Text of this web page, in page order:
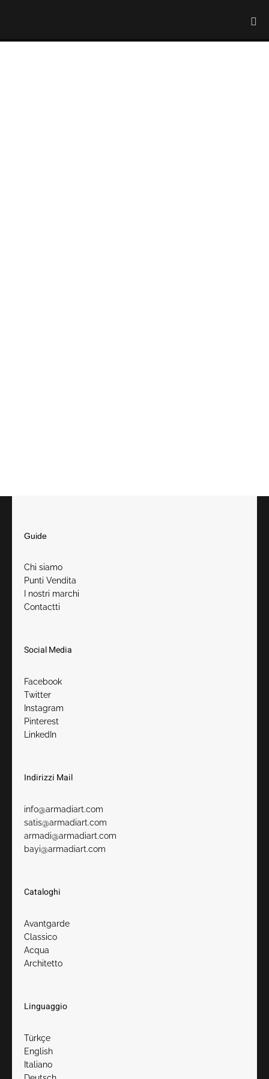
Guide
Chi siamo
Punti Vendita
I nostri marchi
Contactti
Social Media
Facebook
Twitter
Instagram
Pinterest
LinkedIn
Indirizzi Mail
info@armadiart.com
satis@armadiart.com
armadi@armadiart.com
bayi@armadiart.com
Cataloghi
Avantgarde
Classico
Acqua
Architetto
Linguaggio
Türkçe
English
Italiano